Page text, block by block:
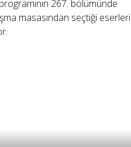
267. bölümünde
masasından seçtiği eserleri